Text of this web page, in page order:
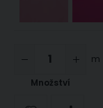
Množství
m